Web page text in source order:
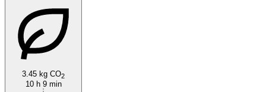
3.45 kg CO2
10 h 9 min